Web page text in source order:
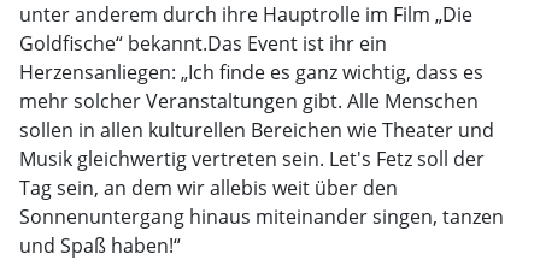
unter anderem durch ihre Hauptrolle im Film „Die
Goldfische“ bekannt.Das Event ist ihr ein
Herzensanliegen: „Ich finde es ganz wichtig, dass es
mehr solcher Veranstaltungen gibt. Alle Menschen
sollen in allen kulturellen Bereichen wie Theater und
Musik gleichwertig vertreten sein. Let's Fetz soll der
Tag sein, an dem wir allebis weit über den
Sonnenuntergang hinaus miteinander singen, tanzen
und Spaß haben!“